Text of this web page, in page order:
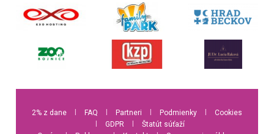
2% z dane FAQ Partneri Podmienky
Cookies
GDPR
Štatút súťaží